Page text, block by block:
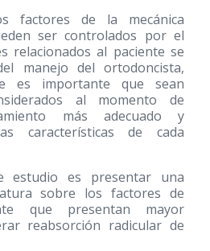
factores de la mecánica
ser controlados por el
relacionados al paciente se
manejo del ortodoncista,
es importante que sean
al momento de
más adecuado y
características de cada
estudio es presentar una
sobre los factores de
que presentan mayor
reabsorción radicular de